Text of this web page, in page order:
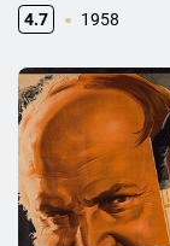
4.7 1958